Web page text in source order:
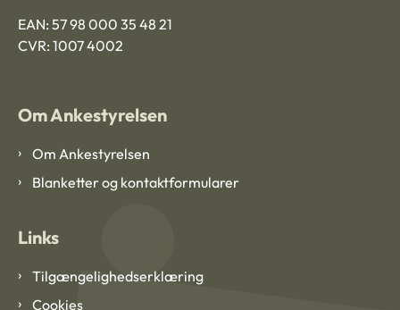
EAN: 57 98 000 35 48 21
CVR: 1007 4002
Om Ankestyrelsen
Om Ankestyrelsen
Blanketter og kontaktformularer
Links
Tilgængelighedserklæring
Cookies